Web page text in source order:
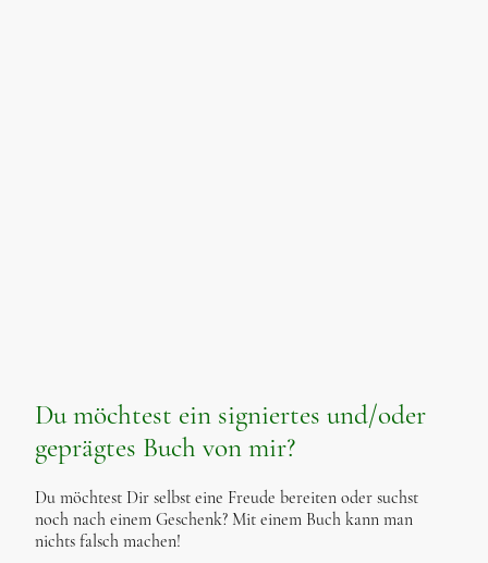
Du möchtest ein signiertes und/oder
geprägtes Buch von mir?
Du möchtest Dir selbst eine Freude bereiten oder suchst
noch nach einem Geschenk? Mit einem Buch kann man
nichts falsch machen!